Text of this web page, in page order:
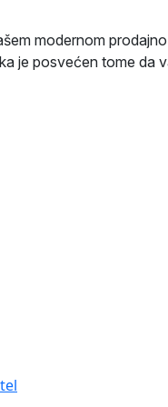
modernom
je posvećen tome da